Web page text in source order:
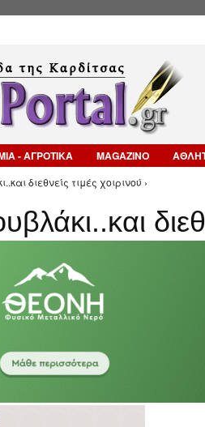
- ΑΓΡΟΤΙΚΑ MAGAZINO
διεθνείς τιμές χοιρινού ›